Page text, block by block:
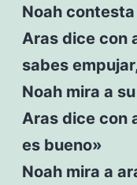
Noah
Aras dice con
sabes
Noah mira a
Aras dice con
es bueno»
Noah mira a